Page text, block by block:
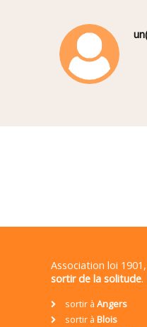
Association loi
sortir de la solitude.
sortir à Angers
sortir à Blois